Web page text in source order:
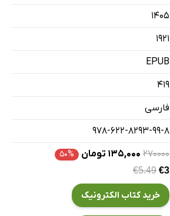
۱۴۰۵
1921
EPUB
419
فارسی
978-622-8293-99-8
۲۷۰۰۰۰ ۱۳۵,۰۰۰ تومان ۵۰%
€5.49 €3
خرید کتاب الکترونیک